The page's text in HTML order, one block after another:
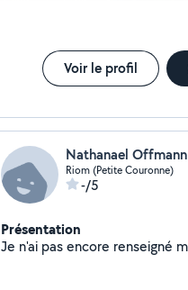
Voir le profil
Nathanael Offmann
Riom (Petite Couronne)
-/5
Présentation